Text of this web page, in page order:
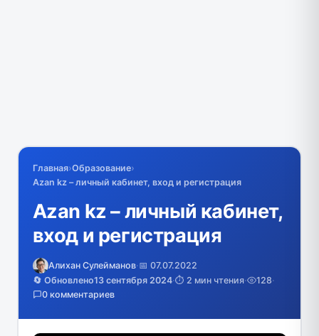
Главная›Образование›
Azan kz – личный кабинет, вход и регистрация
Azan kz – личный кабинет,
вход и регистрация
Алихан Сулейманов·📅 07.07.2022
🔄 Обновлено13 сентября 2024·⏱️ 2 мин чтения· 128·
0 комментариев